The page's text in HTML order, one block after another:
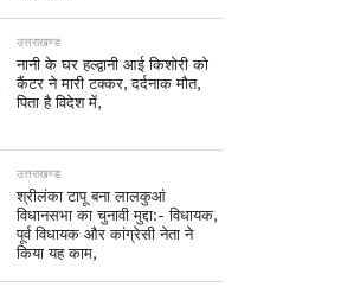
उत्तराखण्ड
नानी के घर हल्द्वानी आई किशोरी को
कैंटर ने मारी टक्कर, दर्दनाक मौत,
पिता है विदेश में,
उत्तराखण्ड
श्रीलंका टापू बना लालकुआं
विधानसभा का चुनावी मुद्दा:- विधायक,
पूर्व विधायक और कांग्रेसी नेता ने
किया यह काम,